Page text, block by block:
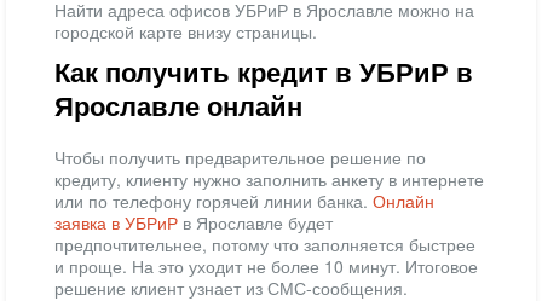
Найти адреса офисов УБРиР в Ярославле можно на
городской карте внизу страницы.
Как получить кредит в УБРиР в
Ярославле онлайн
Чтобы получить предварительное решение по
кредиту, клиенту нужно заполнить анкету в интернете
или по телефону горячей линии банка. Онлайн
заявка в УБРиР в Ярославле будет
предпочтительнее, потому что заполняется быстрее
и проще. На это уходит не более 10 минут. Итоговое
решение клиент узнает из СМС-сообщения.